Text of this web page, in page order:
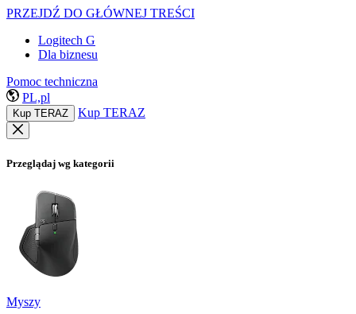
PRZEJDŹ DO GŁÓWNEJ TREŚCI
Logitech G
Dla biznesu
Pomoc techniczna
PL,pl
Kup TERAZ Kup TERAZ
Przeglądaj wg kategorii
Myszy